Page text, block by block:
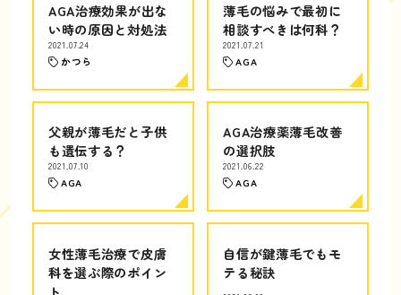
AGA治療効果が出な
い時の原因と対処法
2021.07.24
かつら
薄毛の悩みで最初に
相談すべきは何科？
2021.07.21
AGA
父親が薄毛だと子供
も遺伝する？
2021.07.10
AGA
AGA治療薬薄毛改善
の選択肢
2021.06.22
AGA
女性薄毛治療で皮膚
科を選ぶ際のポイン
ト
自信が鍵薄毛でもモ
テる秘訣